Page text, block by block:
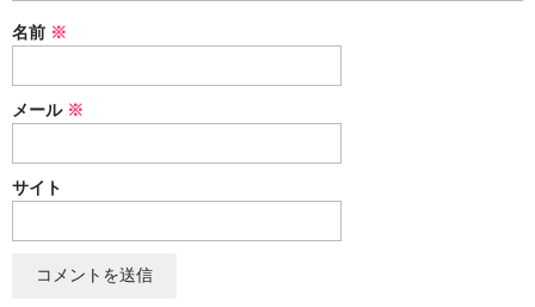
セット
デザイン小瓶
セット
パーツ
アウトレット
名前 ※
メール ※
サイト